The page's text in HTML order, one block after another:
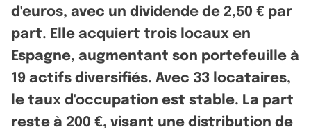
d'euros, avec un dividende de 2,50 € par
part. Elle acquiert trois locaux en
Espagne, augmentant son portefeuille à
19 actifs diversifiés. Avec 33 locataires,
le taux d'occupation est stable. La part
reste à 200 €, visant une distribution de